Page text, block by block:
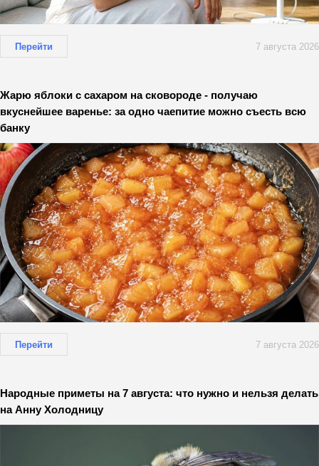
Перейти 7 августа 2026
Жарю яблоки с сахаром на сковороде - получаю
вкуснейшее варенье: за одно чаепитие можно съесть всю
банку
Перейти 7 августа 2026
Народные приметы на 7 августа: что нужно и нельзя делать
на Анну Холодницу